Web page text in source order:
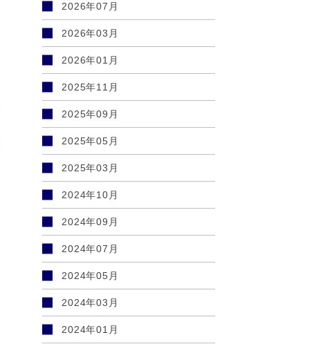
2026年07月
2026年03月
2026年01月
2025年11月
2025年09月
2025年05月
2025年03月
2024年10月
2024年09月
2024年07月
2024年05月
2024年03月
2024年01月